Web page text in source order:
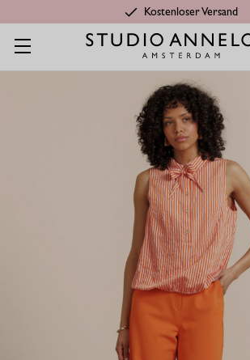
Kostenloser Versand
Startseite Shop Kleidung aus Travelstoff